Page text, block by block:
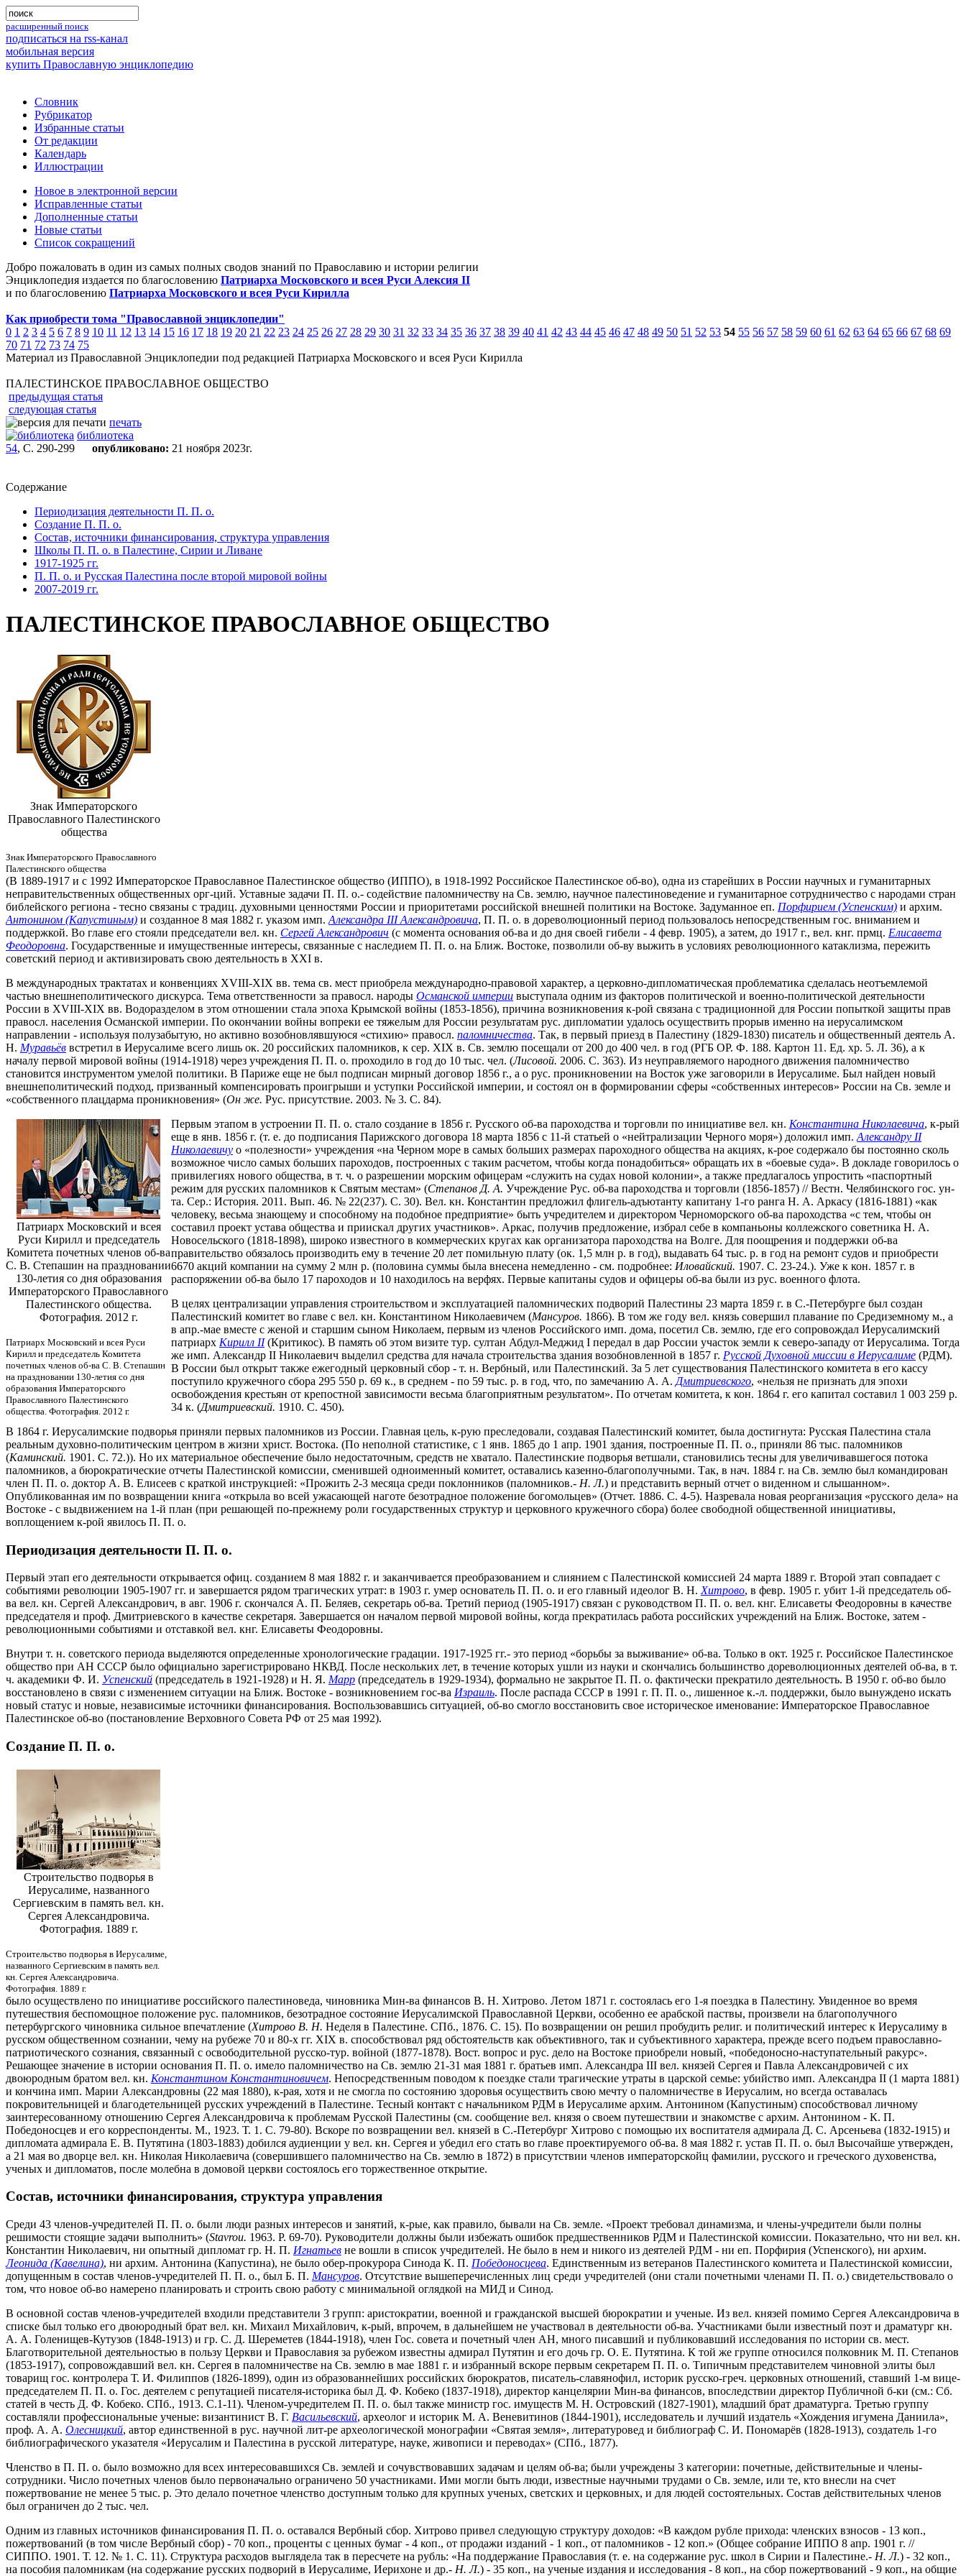
расширенный поиск
подписаться на rss-канал
мобильная версия
купить Православную энциклопедию
Словник
Рубрикатор
Избранные статьи
От редакции
Календарь
Иллюстрации
Новое в электронной версии
Исправленные статьи
Дополненные статьи
Новые статьи
Список сокращений
Добро пожаловать в один из самых полных сводов знаний по Православию и истории религии
Энциклопедия издается по благословению Патриарха Московского и всея Руси Алексия II
и по благословению Патриарха Московского и всея Руси Кирилла
Как приобрести тома "Православной энциклопедии"
0 1 2 3 4 5 6 7 8 9 10 11 12 13 14 15 16 17 18 19 20 21 22 23 24 25 26 27 28 29 30 31 32 33 34 35 36 37 38 39 40 41 42 43 44 45 46 47 48 49 50 51 52 53 54 55 56 57 58 59 60 61 62 63 64 65 66 67 68 69
70 71 72 73 74 75
Материал из Православной Энциклопедии под редакцией Патриарха Московского и всея Руси Кирилла
ПАЛЕСТИНСКОЕ ПРАВОСЛАВНОЕ ОБЩЕСТВО
предыдущая статья
следующая статья
печать
библиотека
54, С. 290-299 опубликовано: 21 ноября 2023г.
Содержание
Периодизация деятельности П. П. о.
Создание П. П. о.
Состав, источники финансирования, структура управления
Школы П. П. о. в Палестине, Сирии и Ливане
1917-1925 гг.
П. П. о. и Русская Палестина после второй мировой войны
2007-2019 гг.
ПАЛЕСТИНСКОЕ ПРАВОСЛАВНОЕ ОБЩЕСТВО
Знак Императорского
Православного Палестинского
общества
Знак Императорского Православного
Палестинского общества
(В 1889-1917 и с 1992 Императорское Православное Палестинское общество (ИППО), в 1918-1992 Российское Палестинское об-во), одна из старейших в России научных и гуманитарных
неправительственных общественных орг-ций. Уставные задачи П. П. о.- содействие паломничеству на Св. землю, научное палестиноведение и гуманитарное сотрудничество с народами стран
библейского региона - тесно связаны с традиц. духовными ценностями России и приоритетами российской внешней политики на Востоке. Задуманное еп. Порфирием (Успенским) и архим.
Антонином (Капустиным) и созданное 8 мая 1882 г. указом имп. Александра III Александровича, П. П. о. в дореволюционный период пользовалось непосредственным гос. вниманием и
поддержкой. Во главе его стояли председатели вел. кн. Сергей Александрович (с момента основания об-ва и до дня своей гибели - 4 февр. 1905), а затем, до 1917 г., вел. кнг. прмц. Елисавета
Феодоровна. Государственные и имущественные интересы, связанные с наследием П. П. о. на Ближ. Востоке, позволили об-ву выжить в условиях революционного катаклизма, пережить
советский период и активизировать свою деятельность в XXI в.
В международных трактатах и конвенциях XVIII-XIX вв. тема св. мест приобрела международно-правовой характер, а церковно-дипломатическая проблематика сделалась неотъемлемой
частью внешнеполитического дискурса. Тема ответственности за правосл. народы Османской империи выступала одним из факторов политической и военно-политической деятельности
России в XVIII-XIX вв. Водоразделом в этом отношении стала эпоха Крымской войны (1853-1856), причина возникновения к-рой связана с традиционной для России попыткой защиты прав
правосл. населения Османской империи. По окончании войны вопреки ее тяжелым для России результатам рус. дипломатии удалось осуществить прорыв именно на иерусалимском
направлении - используя полузабытую, но активно возобновлявшуюся «стихию» правосл. паломничества. Так, в первый приезд в Палестину (1829-1830) писатель и общественный деятель А.
Н. Муравьёв встретил в Иерусалиме всего лишь ок. 20 российских паломников, к сер. XIX в. Св. землю посещали от 200 до 400 чел. в год (РГБ ОР. Ф. 188. Картон 11. Ед. хр. 5. Л. 36), а к
началу первой мировой войны (1914-1918) через учреждения П. П. о. проходило в год до 10 тыс. чел. (Лисовой. 2006. С. 363). Из неуправляемого народного движения паломничество
становится инструментом умелой политики. В Париже еще не был подписан мирный договор 1856 г., а о рус. проникновении на Восток уже заговорили в Иерусалиме. Был найден новый
внешнеполитический подход, призванный компенсировать проигрыши и уступки Российской империи, и состоял он в формировании сферы «собственных интересов» России на Св. земле и
«собственного плацдарма проникновения» (Он же. Рус. присутствие. 2003. № 3. С. 84).
Патриарх Московский и всея
Руси Кирилл и председатель
Комитета почетных членов об-ва
С. В. Степашин на праздновании
130-летия со дня образования
Императорского Православного
Палестинского общества.
Фотография. 2012 г.
Патриарх Московский и всея Руси
Кирилл и председатель Комитета
почетных членов об-ва С. В. Степашин
на праздновании 130-летия со дня
образования Императорского
Православного Палестинского
общества. Фотография. 2012 г.
Первым этапом в устроении П. П. о. стало создание в 1856 г. Русского об-ва пароходства и торговли по инициативе вел. кн. Константина Николаевича, к-рый
еще в янв. 1856 г. (т. е. до подписания Парижского договора 18 марта 1856 с 11-й статьей о «нейтрализации Черного моря») доложил имп. Александру II
Николаевичу о «полезности» учреждения «на Черном море в самых больших размерах пароходного общества на акциях, к-рое содержало бы постоянно сколь
возможное число самых больших пароходов, построенных с таким расчетом, чтобы когда понадобиться» обращать их в «боевые суда». В докладе говорилось о
привилегиях нового общества, в т. ч. о разрешении морским офицерам «служить на судах новой колонии», а также предлагалось упростить «паспортный
режим для русских паломников к Святым местам» (Степанов Д. А. Учреждение Рус. об-ва пароходства и торговли (1856-1857) // Вестн. Челябинского гос. ун-
та. Сер.: История. 2011. Вып. 46. № 22(237). С. 30). Вел. кн. Константин предложил флигель-адъютанту капитану 1-го ранга Н. А. Аркасу (1816-1881) «как
человеку, весьма знающему и способному на подобное предприятие» быть учредителем и директором Черноморского об-ва пароходства «с тем, чтобы он
составил проект устава общества и приискал других участников». Аркас, получив предложение, избрал себе в компаньоны коллежского советника Н. А.
Новосельского (1818-1898), широко известного в коммерческих кругах как организатора пароходства на Волге. Для поощрения и поддержки об-ва
правительство обязалось производить ему в течение 20 лет помильную плату (ок. 1,5 млн р. в год), выдавать 64 тыс. р. в год на ремонт судов и приобрести
6670 акций компании на сумму 2 млн р. (половина суммы была внесена немедленно - см. подробнее: Иловайский. 1907. С. 23-24.). Уже к кон. 1857 г. в
распоряжении об-ва было 17 пароходов и 10 находилось на верфях. Первые капитаны судов и офицеры об-ва были из рус. военного флота.
В целях централизации управления строительством и эксплуатацией паломнических подворий Палестины 23 марта 1859 г. в С.-Петербурге был создан
Палестинский комитет во главе с вел. кн. Константином Николаевичем (Мансуров. 1866). В том же году вел. князь совершил плавание по Средиземному м., а
в апр.-мае вместе с женой и старшим сыном Николаем, первым из членов Российского имп. дома, посетил Св. землю, где его сопровождал Иерусалимский
патриарх Кирилл II(Критикос). В память об этом визите тур. султан Абдул-Меджид I передал в дар России участок земли к северо-западу от Иерусалима. Тогда
же имп. Александр II Николаевич выделил средства для начала строительства здания возобновленной в 1857 г. Русской Духовной миссии в Иерусалиме (РДМ).
В России был открыт также ежегодный церковный сбор - т. н. Вербный, или Палестинский. За 5 лет существования Палестинского комитета в его кассу
поступило кружечного сбора 295 550 р. 69 к., в среднем - по 59 тыс. р. в год, что, по замечанию А. А. Дмитриевского, «нельзя не признать для эпохи
освобождения крестьян от крепостной зависимости весьма благоприятным результатом». По отчетам комитета, к кон. 1864 г. его капитал составил 1 003 259 р.
34 к. (Дмитриевский. 1910. С. 450).
В 1864 г. Иерусалимские подворья приняли первых паломников из России. Главная цель, к-рую преследовали, создавая Палестинский комитет, была достигнута: Русская Палестина стала
реальным духовно-политическим центром в жизни христ. Востока. (По неполной статистике, с 1 янв. 1865 до 1 апр. 1901 здания, построенные П. П. о., приняли 86 тыс. паломников
(Каминский. 1901. С. 72.)). Но их материальное обеспечение было недостаточным, средств не хватало. Палестинские подворья ветшали, становились тесны для увеличивавшегося потока
паломников, а бюрократические отчеты Палестинской комиссии, сменившей одноименный комитет, оставались казенно-благополучными. Так, в нач. 1884 г. на Св. землю был командирован
член П. П. о. доктор А. В. Елисеев с краткой инструкцией: «Прожить 2-3 месяца среди поклонников (паломников.- Н. Л.) и представить верный отчет о виденном и слышанном».
Опубликованная им по возвращении книга «открыла во всей ужасающей наготе безотрадное положение богомольцев» (Отчет. 1886. С. 4-5). Назревала новая реорганизация «русского дела» на
Востоке - с выдвижением на 1-й план (при решающей по-прежнему роли государственных структур и церковного кружечного сбора) более свободной общественной инициативы,
воплощением к-рой явилось П. П. о.
Периодизация деятельности П. П. о.
Первый этап его деятельности открывается офиц. созданием 8 мая 1882 г. и заканчивается преобразованием и слиянием с Палестинской комиссией 24 марта 1889 г. Второй этап совпадает с
событиями революции 1905-1907 гг. и завершается рядом трагических утрат: в 1903 г. умер основатель П. П. о. и его главный идеолог В. Н. Хитрово, в февр. 1905 г. убит 1-й председатель об-
ва вел. кн. Сергей Александрович, в авг. 1906 г. скончался А. П. Беляев, секретарь об-ва. Третий период (1905-1917) связан с руководством П. П. о. вел. кнг. Елисаветы Феодоровны в качестве
председателя и проф. Дмитриевского в качестве секретаря. Завершается он началом первой мировой войны, когда прекратилась работа российских учреждений на Ближ. Востоке, затем -
революционными событиями и отставкой вел. кнг. Елисаветы Феодоровны.
Внутри т. н. советского периода выделяются определенные хронологические градации. 1917-1925 гг.- это период «борьбы за выживание» об-ва. Только в окт. 1925 г. Российское Палестинское
общество при АН СССР было официально зарегистрировано НКВД. После нескольких лет, в течение которых ушли из науки и скончались большинство дореволюционных деятелей об-ва, в т.
ч. академики Ф. И. Успенский (председатель в 1921-1928) и Н. Я. Марр (председатель в 1929-1934), формально не закрытое П. П. о. фактически прекратило деятельность. В 1950 г. об-во было
восстановлено в связи с изменением ситуации на Ближ. Востоке - возникновением гос-ва Израиль. После распада СССР в 1991 г. П. П. о., лишенное к.-л. поддержки, было вынуждено искать
новый статус и новые, независимые источники финансирования. Воспользовавшись ситуацией, об-во смогло восстановить свое историческое именование: Императорское Православное
Палестинское об-во (постановление Верховного Совета РФ от 25 мая 1992).
Создание П. П. о.
Строительство подворья в
Иерусалиме, названного
Сергиевским в память вел. кн.
Сергея Александровича.
Фотография. 1889 г.
Строительство подворья в Иерусалиме,
названного Сергиевским в память вел.
кн. Сергея Александровича.
Фотография. 1889 г.
было осуществлено по инициативе российского палестиноведа, чиновника Мин-ва финансов В. Н. Хитрово. Летом 1871 г. состоялась его 1-я поездка в Палестину. Увиденное во время
путешествия беспомощное положение рус. паломников, безотрадное состояние Иерусалимской Православной Церкви, особенно ее арабской паствы, произвели на благополучного
петербургского чиновника сильное впечатление (Хитрово В. Н. Неделя в Палестине. СПб., 1876. С. 15). По возвращении он решил пробудить религ. и политический интерес к Иерусалиму в
русском общественном сознании, чему на рубеже 70 и 80-х гг. XIX в. способствовал ряд обстоятельств как объективного, так и субъективного характера, прежде всего подъем православно-
патриотического сознания, связанный с освободительной русско-тур. войной (1877-1878). Вост. вопрос и рус. дело на Востоке приобрели новый, «победоносно-наступательный ракурс».
Решающее значение в истории основания П. П. о. имело паломничество на Св. землю 21-31 мая 1881 г. братьев имп. Александра III вел. князей Сергея и Павла Александровичей с их
двоюродным братом вел. кн. Константином Константиновичем. Непосредственным поводом к поездке стали трагические утраты в царской семье: убийство имп. Александра II (1 марта 1881)
и кончина имп. Марии Александровны (22 мая 1880), к-рая, хотя и не смогла по состоянию здоровья осуществить свою мечту о паломничестве в Иерусалим, но всегда оставалась
покровительницей и благодетельницей русских учреждений в Палестине. Тесный контакт с начальником РДМ в Иерусалиме архим. Антонином (Капустиным) способствовал личному
заинтересованному отношению Сергея Александровича к проблемам Русской Палестины (см. сообщение вел. князя о своем путешествии и знакомстве с архим. Антонином - К. П.
Победоносцев и его корреспонденты. М., 1923. Т. 1. С. 79-80). Вскоре по возвращении вел. князей в С.-Петербург Хитрово с помощью их воспитателя адмирала Д. С. Арсеньева (1832-1915) и
дипломата адмирала Е. В. Путятина (1803-1883) добился аудиенции у вел. кн. Сергея и убедил его стать во главе проектируемого об-ва. 8 мая 1882 г. устав П. П. о. был Высочайше утвержден,
а 21 мая во дворце вел. кн. Николая Николаевича (совершившего паломничество на Св. землю в 1872) в присутствии членов императорскойц фамилии, русского и греческого духовенства,
ученых и дипломатов, после молебна в домовой церкви состоялось его торжественное открытие.
Состав, источники финансирования, структура управления
Среди 43 членов-учредителей П. П. о. были люди разных интересов и занятий, к-рые, как правило, бывали на Св. земле. «Проект требовал динамизма, и члены-учредители были полны
решимости стоящие задачи выполнить» (Stavrou. 1963. Р. 69-70). Руководители должны были избежать ошибок предшественников РДМ и Палестинской комиссии. Показательно, что ни вел. кн.
Константин Николаевич, ни опытный дипломат гр. Н. П. Игнатьев не вошли в список учредителей. Не было в нем и никого из деятелей РДМ - ни еп. Порфирия (Успенского), ни архим.
Леонида (Кавелина), ни архим. Антонина (Капустина), не было обер-прокурора Синода К. П. Победоносцева. Единственным из ветеранов Палестинского комитета и Палестинской комиссии,
допущенным в состав членов-учредителей П. П. о., был Б. П. Мансуров. Отсутствие вышеперечисленных лиц среди учредителей (они стали почетными членами П. П. о.) свидетельствовало о
том, что новое об-во намерено планировать и строить свою работу с минимальной оглядкой на МИД и Синод.
В основной состав членов-учредителей входили представители 3 групп: аристократии, военной и гражданской высшей бюрократии и ученые. Из вел. князей помимо Сергея Александровича в
списке был только его двоюродный брат вел. кн. Михаил Михайлович, к-рый, впрочем, в дальнейшем не участвовал в деятельности об-ва. Участниками были известный поэт и драматург кн.
А. А. Голенищев-Кутузов (1848-1913) и гр. С. Д. Шереметев (1844-1918), член Гос. совета и почетный член АН, много писавший и публиковавший исследования по истории св. мест.
Благотворительной деятельностью в пользу Церкви и Православия за рубежом известны адмирал Путятин и его дочь гр. О. Е. Путятина. К той же группе относился полковник М. П. Степанов
(1853-1917), сопровождавший вел. кн. Сергея в паломничестве на Св. землю в мае 1881 г. и избранный вскоре первым секретарем П. П. о. Типичным представителем чиновной элиты был
товарищ гос. контролера Т. И. Филиппов (1826-1899), один из образованнейших российских бюрократов, писатель-славянофил, историк русско-греч. церковных отношений, ставший 1-м вице-
председателем П. П. о. Гос. деятелем с репутацией писателя-историка был Д. Ф. Кобеко (1837-1918), директор канцелярии Мин-ва финансов, впоследствии директор Публичной б-ки (см.: Сб.
статей в честь Д. Ф. Кобеко. СПб., 1913. С.1-11). Членом-учредителем П. П. о. был также министр гос. имуществ М. Н. Островский (1827-1901), младший брат драматурга. Третью группу
составляли профессиональные ученые: византинист В. Г. Васильевский, археолог и историк М. А. Веневитинов (1844-1901), исследователь и лучший издатель «Хождения игумена Даниила»,
проф. А. А. Олесницкий, автор единственной в рус. научной лит-ре археологической монографии «Святая земля», литературовед и библиограф С. И. Пономарёв (1828-1913), создатель 1-го
библиографического указателя «Иерусалим и Палестина в русской литературе, науке, живописи и переводах» (СПб., 1877).
Членство в П. П. о. было возможно для всех интересовавшихся Св. землей и сочувствовавших задачам и целям об-ва; были учреждены 3 категории: почетные, действительные и члены-
сотрудники. Число почетных членов было первоначально ограничено 50 участниками. Ими могли быть люди, известные научными трудами о Св. земле, или те, кто внесли на счет
пожертвование не менее 5 тыс. р. Это делало почетное членство доступным только для крупных ученых, светских и церковных, и для людей состоятельных. Состав действительных членов
был ограничен до 2 тыс. чел.
Одним из главных источников финансирования П. П. о. оставался Вербный сбор. Хитрово привел следующую структуру доходов: «В каждом рубле прихода: членских взносов - 13 коп.,
пожертвований (в том числе Вербный сбор) - 70 коп., проценты с ценных бумаг - 4 коп., от продажи изданий - 1 коп., от паломников - 12 коп.» (Общее собрание ИППО 8 апр. 1901 г. //
СИППО. 1901. Т. 12. № 1. С. 11). Структура расходов выглядела так в пересчете на рубль: «На поддержание Православия (т. е. на содержание рус. школ в Сирии и Палестине.- Н. Л.) - 32 коп.,
на пособия паломникам (на содержание русских подворий в Иерусалиме, Иерихоне и др.- Н. Л.) - 35 коп., на ученые издания и исследования - 8 коп., на сбор пожертвований - 9 коп., на общие